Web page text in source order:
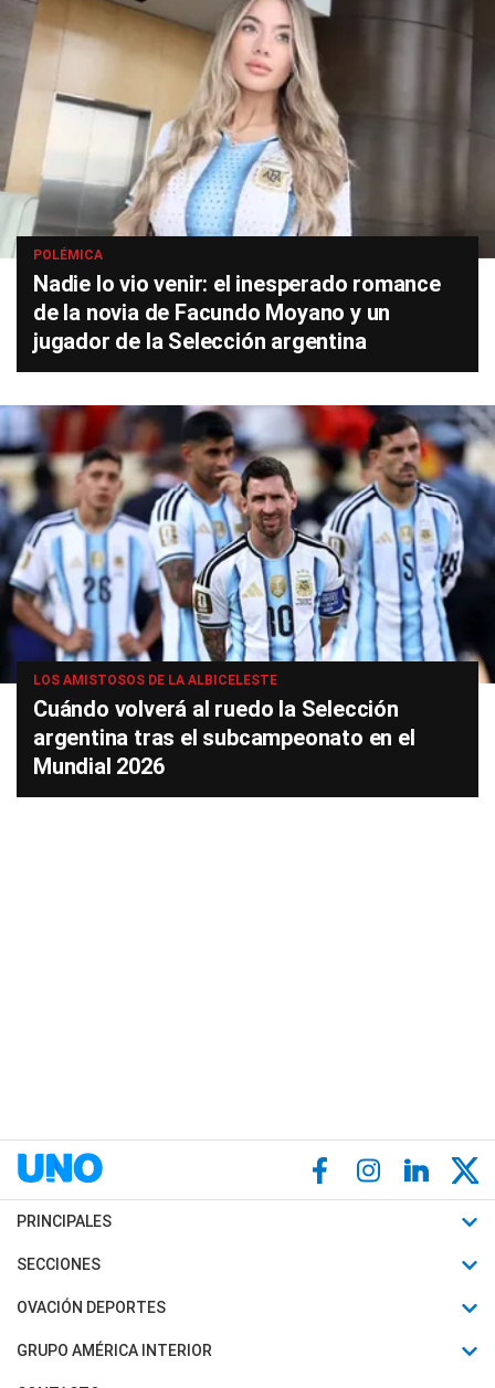
POLÉMICA
Nadie lo vio venir: el inesperado romance
de la novia de Facundo Moyano y un
jugador de la Selección argentina
LOS AMISTOSOS DE LA ALBICELESTE
Cuándo volverá al ruedo la Selección
argentina tras el subcampeonato en el
Mundial 2026
PRINCIPALES
Últimas Noticias
Política
SECCIONES
Horóscopo
Motores
OVACIÓN DEPORTES
Fútbol
GRUPO AMÉRICA INTERIOR